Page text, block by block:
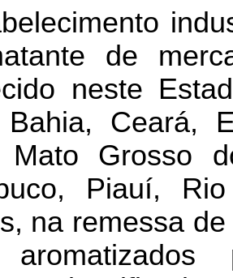
de
neste
Bahia, Ceará,
Mato Grosso
Piauí,
na remessa